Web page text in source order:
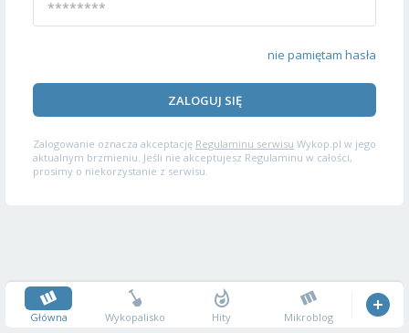
nie pamiętam hasła
ZALOGUJ SIĘ
Zalogowanie oznacza akceptację Regulaminu serwisu Wykop.pl w jego
aktualnym brzmieniu. Jeśli nie akceptujesz Regulaminu w całości,
prosimy o niekorzystanie z serwisu.
Główna Wykopalisko Hity Mikroblog